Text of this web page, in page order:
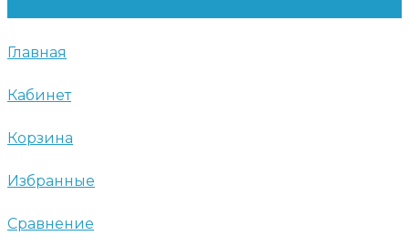
Главная
Кабинет
Корзина
Избранные
Сравнение